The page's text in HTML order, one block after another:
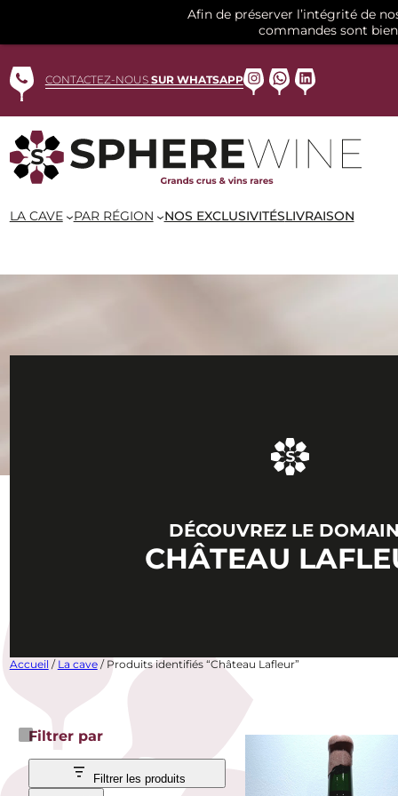
au
contenuCONTACTEZ-NOUS SUR WHATSAPPInstagram
WhatsApp
LinkedIn
LA CAVE PAR RÉGION NOS EXCLUSIVITÉSLIVRAISON
DÉCOUVREZ LE
CHÂTEAU
Accueil / La cave/ Produits identifiés “Château Lafleur”
Filtrer par
Filtrer les produits
Afin de préserver l’intégrité de
commandes sont